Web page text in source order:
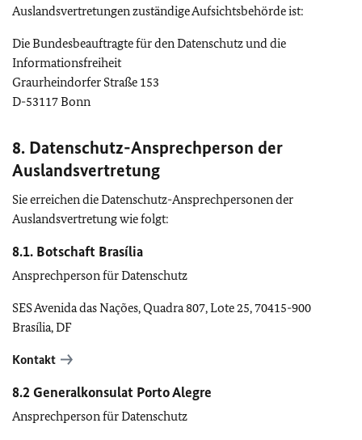
Auslandsvertretungen zuständige Aufsichtsbehörde ist:
Die Bundesbeauftragte für den Datenschutz und die
Informationsfreiheit
Graurheindorfer Straße 153
D-53117 Bonn
8. Datenschutz-Ansprechperson der
Auslandsvertretung
Sie erreichen die Datenschutz-Ansprechpersonen der
Auslandsvertretung wie folgt:
8.1. Botschaft Brasília
Ansprechperson für Datenschutz
SES Avenida das Nações, Quadra 807, Lote 25, 70415-900
Brasília, DF
Kontakt
8.2 Generalkonsulat Porto Alegre
Ansprechperson für Datenschutz